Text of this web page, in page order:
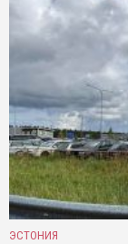
ЭСТОНИЯ